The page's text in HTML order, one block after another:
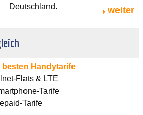
Deutschland.
weiter
besten Handytarife
Flats & LTE
Tarife
Tarife